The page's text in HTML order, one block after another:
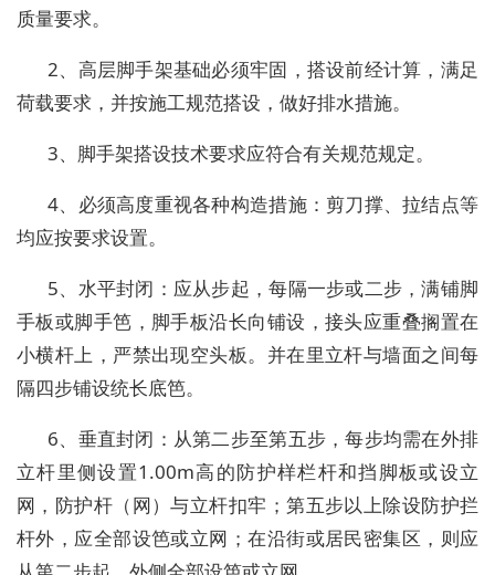
质量要求。
2、高层脚手架基础必须牢固，搭设前经计算，满足
荷载要求，并按施工规范搭设，做好排水措施。
3、脚手架搭设技术要求应符合有关规范规定。
4、必须高度重视各种构造措施：剪刀撑、拉结点等
均应按要求设置。
5、水平封闭：应从步起，每隔一步或二步，满铺脚
手板或脚手笆，脚手板沿长向铺设，接头应重叠搁置在
小横杆上，严禁出现空头板。并在里立杆与墙面之间每
隔四步铺设统长底笆。
6、垂直封闭：从第二步至第五步，每步均需在外排
立杆里侧设置1.00m高的防护样栏杆和挡脚板或设立
网，防护杆（网）与立杆扣牢；第五步以上除设防护拦
杆外，应全部设笆或立网；在沿街或居民密集区，则应